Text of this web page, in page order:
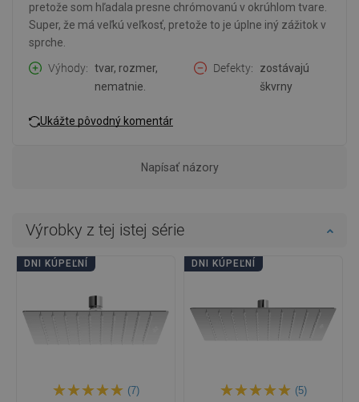
pretože som hľadala presne chrómovanú v okrúhlom tvare.
Super, že má veľkú veľkosť, pretože to je úplne iný zážitok v
sprche.
Výhody
tvar, rozmer,
nematnie.
Defekty
zostávajú
škvrny
Ukážte pôvodný komentár
Napísať názory
Výrobky z tej istej série
DNI KÚPEĽNÍ
(7)
DNI KÚPEĽNÍ
(5)